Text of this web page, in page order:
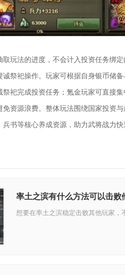
玩法的进度，不会计入投资任务绑
祭祀操作。玩家可根据自身银币储
祀完成投资任务；氪金玩家可直接
资源浪费。整体玩法围绕国家投资
书等核心养成资源，助力武将战力快
率土之滨有什么方法可以击败